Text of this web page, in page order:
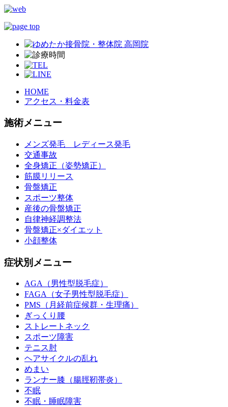
HOME
アクセス・料金表
施術メニュー
メンズ発毛 レディース発毛
交通事故
全身矯正（姿勢矯正）
筋膜リリース
骨盤矯正
スポーツ整体
産後の骨盤矯正
自律神経調整法
骨盤矯正×ダイエット
小顔整体
症状別メニュー
AGA（男性型脱毛症）
FAGA（女子男性型脱毛症）
PMS（月経前症候群・生理痛）
ぎっくり腰
ストレートネック
スポーツ障害
テニス肘
ヘアサイクルの乱れ
めまい
ランナー膝（腸脛靭帯炎）
不眠
不眠・睡眠障害